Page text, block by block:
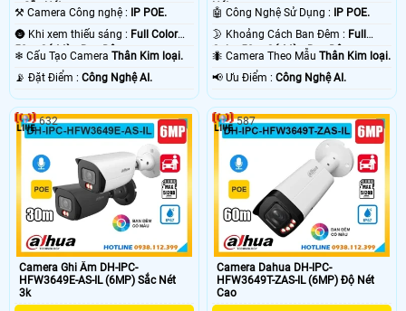
+ Sắc Nét . ⚒ Camera Công nghệ :
IP POE.
🌚 Khi xem thiếu sáng : Full Color
50m Có Màu Ban Ðêm.
❄ Cấu Tạo Camera Thân Kim loại.
️📡 Đặt Điểm : Công Nghệ AI.
Nét . 🤖️ Công Nghệ Sử Dụng :
IP POE.
🌛 Khoảng Cách Ban Đêm : Full
Color 50m Có Màu Ban Ðêm.
🐜 Camera Theo MẫuThân Kim loại.
️📢 Ưu Điểm :Công Nghệ AI.
Camera Ghi Âm DH-IPC-
HFW3649E-AS-IL (6MP) Sắc Nét
3k
632
Camera Dahua DH-IPC-
HFW3649T-ZAS-IL (6MP) Độ Nét
Cao
587